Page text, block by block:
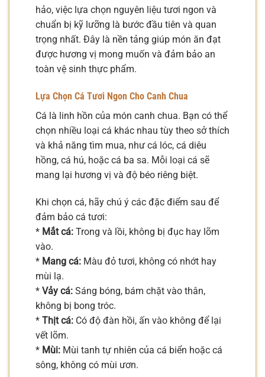
hảo, việc lựa chọn nguyên liệu tươi ngon và
chuẩn bị kỹ lưỡng là bước đầu tiên và quan
trọng nhất. Đây là nền tảng giúp món ăn đạt
được hương vị mong muốn và đảm bảo an
toàn vệ sinh thực phẩm.
Lựa Chọn Cá Tươi Ngon Cho Canh Chua
Cá là linh hồn của món canh chua. Bạn có thể
chọn nhiều loại cá khác nhau tùy theo sở thích
và khả năng tìm mua, như cá lóc, cá diêu
hồng, cá hú, hoặc cá ba sa. Mỗi loại cá sẽ
mang lại hương vị và độ béo riêng biệt.
Khi chọn cá, hãy chú ý các đặc điểm sau để
đảm bảo cá tươi:
* Mắt cá: Trong và lồi, không bị đục hay lõm
vào.
* Mang cá: Màu đỏ tươi, không có nhớt hay
mùi lạ.
* Vảy cá: Sáng bóng, bám chặt vào thân,
không bị bong tróc.
* Thịt cá: Có độ đàn hồi, ấn vào không để lại
vết lõm.
* Mùi: Mùi tanh tự nhiên của cá biển hoặc cá
sông, không có mùi ươn.